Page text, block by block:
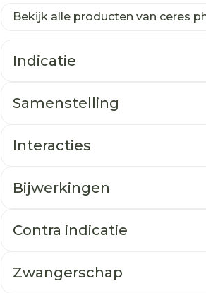
Bekijk alle producten van ceres
Indicatie
Samenstelling
Interacties
Bijwerkingen
Contra indicatie
Zwangerschap